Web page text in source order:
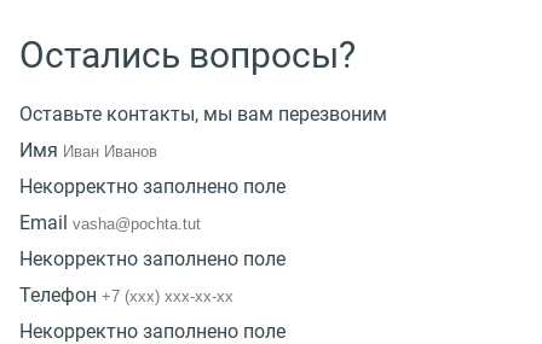
Остались вопросы?
Оставьте контакты, мы вам перезвоним
Имя
Некорректно заполнено поле
Email
Некорректно заполнено поле
Телефон
Некорректно заполнено поле